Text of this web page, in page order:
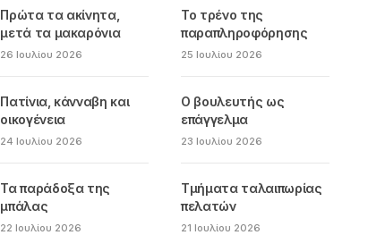
Πρώτα τα ακίνητα,
μετά τα μακαρόνια
26 Ιουλίου 2026
Το τρένο της
παραπληροφόρησης
25 Ιουλίου 2026
Πατίνια, κάνναβη και
οικογένεια
24 Ιουλίου 2026
Ο βουλευτής ως
επάγγελμα
23 Ιουλίου 2026
Τα παράδοξα της
μπάλας
22 Ιουλίου 2026
Τμήματα ταλαιπωρίας
πελατών
21 Ιουλίου 2026